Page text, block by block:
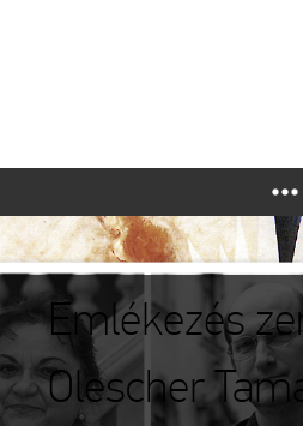
Emlékezés
Olescher